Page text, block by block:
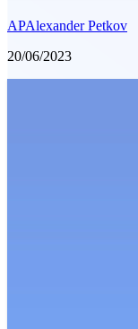
APAlexander Petkov
20/06/2023